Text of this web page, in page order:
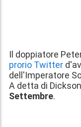
Il doppiatore
prorio Twitter
dell'Imperatore
A detta di
Settembre.